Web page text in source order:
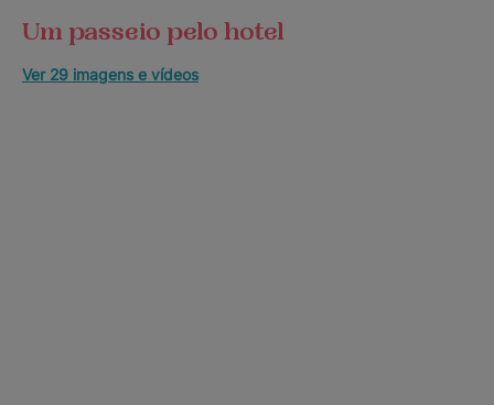
Um passeio pelo hotel
Ver 29 imagens e vídeos